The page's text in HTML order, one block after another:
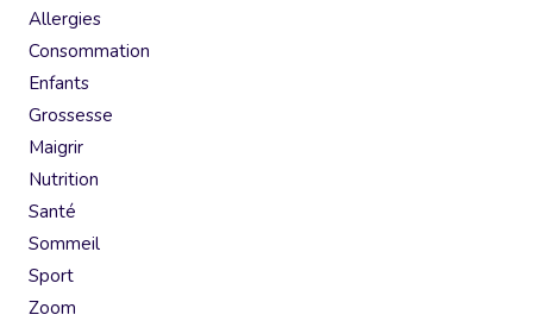
Allergies
Consommation
Enfants
Grossesse
Maigrir
Nutrition
Santé
Sommeil
Sport
Zoom